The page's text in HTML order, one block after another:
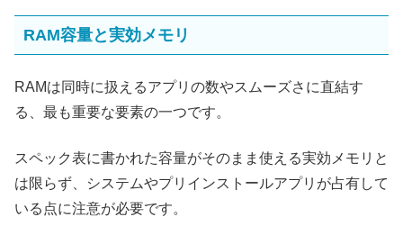
RAM容量と実効メモリ
RAMは同時に扱えるアプリの数やスムーズさに直結す
る、最も重要な要素の一つです。
スペック表に書かれた容量がそのまま使える実効メモリと
は限らず、システムやプリインストールアプリが占有して
いる点に注意が必要です。